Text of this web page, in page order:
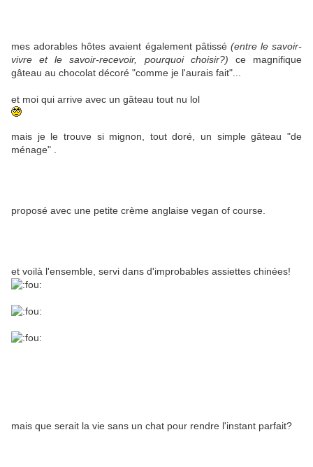
mes adorables hôtes avaient également pâtissé (entre le savoir-
vivre et le savoir-recevoir, pourquoi choisir?) ce magnifique
gâteau au chocolat décoré "comme je l'aurais fait"...
et moi qui arrive avec un gâteau tout nu lol
mais je le trouve si mignon, tout doré, un simple gâteau "de
ménage" .
proposé avec une petite crème anglaise vegan of course.
et voilà l'ensemble, servi dans d'improbables assiettes chinées!
mais que serait la vie sans un chat pour rendre l'instant parfait?